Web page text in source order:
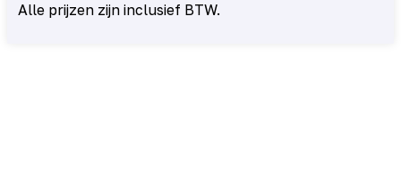
Alle prijzen zijn inclusief BTW.